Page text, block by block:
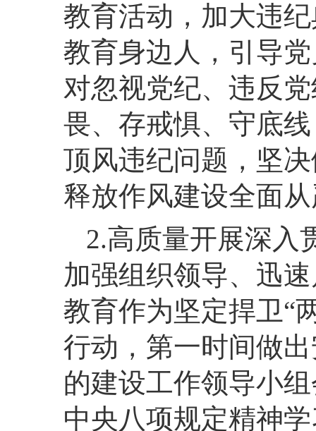
教育活动，加大违
教育身边人，引导
对忽视党纪、违反
畏、存戒惧、守底
顶风违纪问题，坚
释放作风建设全面
2.高质量开展深入
加强组织领导、迅
教育作为坚定捍卫“
行动，第一时间做
的建设工作领导小
中央八项规定精神